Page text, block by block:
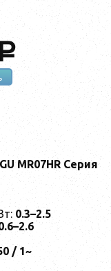
MR07HR Серия
0.3–2.5
/ 1~